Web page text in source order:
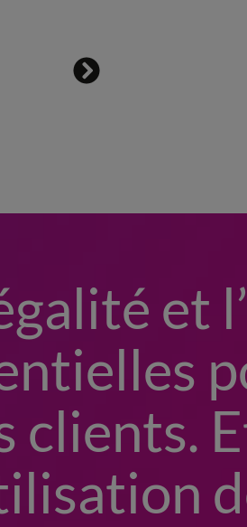
et
clients.